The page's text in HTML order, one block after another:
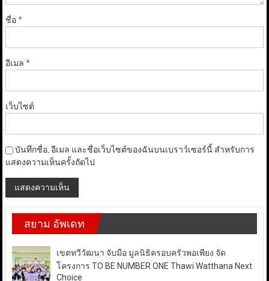
ชื่อ*
อีเมล *
เว็บไซต์
บันทึกชื่อ, อีเมล และชื่อเว็บไซต์ของฉันบนเบราว์เซอร์นี้ สำหรับการ
แสดงความเห็นครั้งถัดไป
สยาม อัพเดท
เขตทวีวัฒนา จับมือ มูลนิธิครอบครัวพอเพียง จัด
โครงการ TO BE NUMBER ONE Thawi Watthana Next
Choice